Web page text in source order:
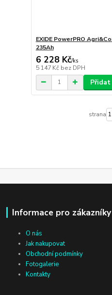
EXIDE PowerPRO
235Ah
6 228 Kč/ks
5 147 Kč bez DPH
strana
Informace pro zákazníky
O nás
Jak nakupovat
Obchodní podmínky
Fotogalerie
Kontakty